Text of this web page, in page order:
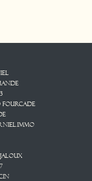
Fourcade